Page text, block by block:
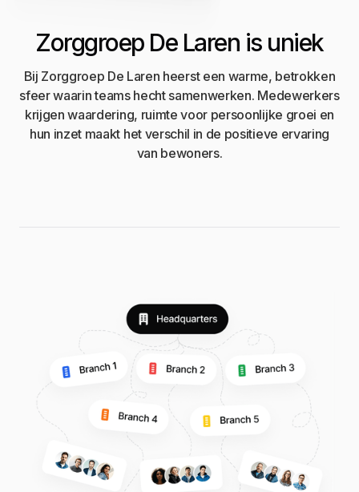
Zorggroep De Laren is uniek
Bij Zorggroep De Laren heerst een warme, betrokken
sfeer waarin teams hecht samenwerken. Medewerkers
krijgen waardering, ruimte voor persoonlijke groei en
hun inzet maakt het verschil in de positieve ervaring
van bewoners.